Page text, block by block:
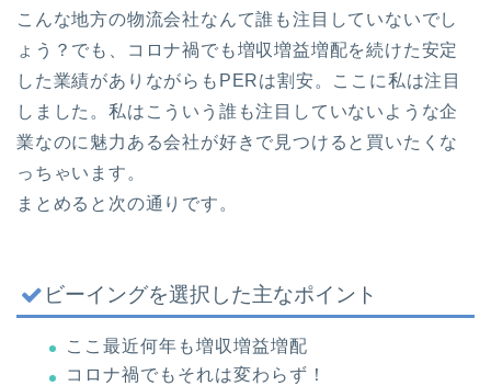
こんな地方の物流会社なんて誰も注目していないでし
ょう？でも、コロナ禍でも増収増益増配を続けた安定
した業績がありながらもPERは割安。ここに私は注目
しました。私はこういう誰も注目していないような企
業なのに魅力ある会社が好きで見つけると買いたくな
っちゃいます。
まとめると次の通りです。
ビーイングを選択した主なポイント
ここ最近何年も増収増益増配
コロナ禍でもそれは変わらず！